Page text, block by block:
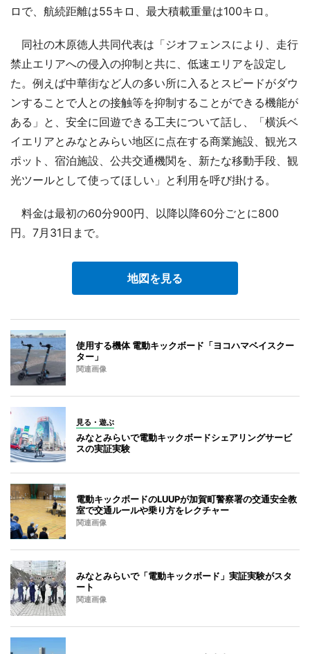
ロで、航続距離は55キロ、最大積載重量は100キロ。
同社の木原徳人共同代表は「ジオフェンスにより、走行
禁止エリアへの侵入の抑制と共に、低速エリアを設定し
た。例えば中華街など人の多い所に入るとスピードがダウ
ンすることで人との接触等を抑制することができる機能が
ある」と、安全に回遊できる工夫について話し、「横浜ベ
イエリアとみなとみらい地区に点在する商業施設、観光ス
ポット、宿泊施設、公共交通機関を、新たな移動手段、観
光ツールとして使ってほしい」と利用を呼び掛ける。
料金は最初の60分900円、以降以降60分ごとに800
円。7月31日まで。
地図を見る
使用する機体 電動キックボード「ヨコハマベイスクー
ター」
関連画像
見る・遊ぶ
みなとみらいで電動キックボードシェアリングサービ
スの実証実験
電動キックボードのLUUPが加賀町警察署の交通安全教
室で交通ルールや乗り方をレクチャー
関連画像
みなとみらいで「電動キックボード」実証実験がスタ
ート
関連画像